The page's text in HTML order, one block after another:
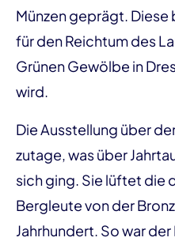
Münzen geprägt.
für den Reichtum des
Grünen Gewölbe in
wird.
Die Ausstellung über
zutage, was über
sich ging. Sie lüftet die
Bergleute von der
Jahrhundert. So war